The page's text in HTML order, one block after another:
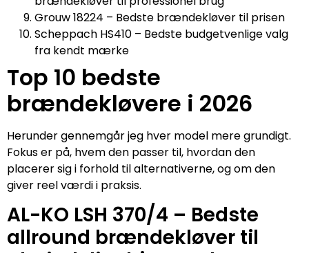
Grouw 18224 – Bedste brændekløver til prisen
Scheppach HS410 – Bedste budgetvenlige valg
fra kendt mærke
Top 10 bedste
brændekløvere i 2026
Herunder gennemgår jeg hver model mere grundigt.
Fokus er på, hvem den passer til, hvordan den
placerer sig i forhold til alternativerne, og om den
giver reel værdi i praksis.
AL-KO LSH 370/4 – Bedste
allround brændekløver til